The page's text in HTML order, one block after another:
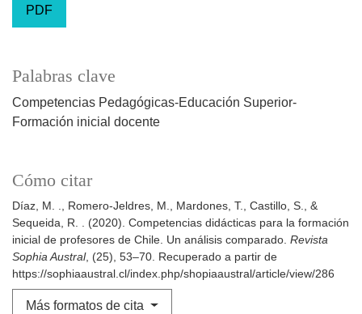
PDF
Palabras clave
Competencias Pedagógicas-Educación Superior-
Formación inicial docente
Cómo citar
Díaz, M. ., Romero-Jeldres, M., Mardones, T., Castillo, S., &
Sequeida, R. . (2020). Competencias didácticas para la formación
inicial de profesores de Chile. Un análisis comparado. Revista
Sophia Austral, (25), 53–70. Recuperado a partir de
https://sophiaaustral.cl/index.php/shopiaaustral/article/view/286
Más formatos de cita